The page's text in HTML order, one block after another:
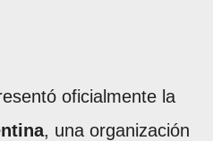
oficialmente la
, una organización